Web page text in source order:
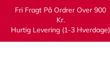
Fri Fragt På Ordrer Over 900
Kr.
Hurtig Levering (1-3 Hverdage)